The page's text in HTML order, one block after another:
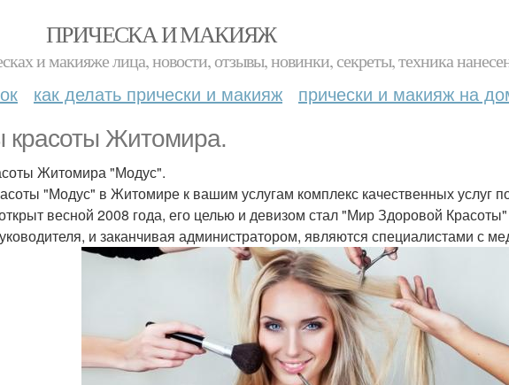
ПРИЧЕСКА И МАКИЯЖ
и макияже лица, новости, отзывы, новинки, секреты, техника
как делать прически и макияж прически и макияж на
красоты Житомира.
Житомира "Модус".
"Модус" в Житомире к вашим услугам комплекс качественных услуг
весной 2008 года, его целью и девизом стал "Мир Здоровой Красоты"
и заканчивая администратором, являются специалистами с